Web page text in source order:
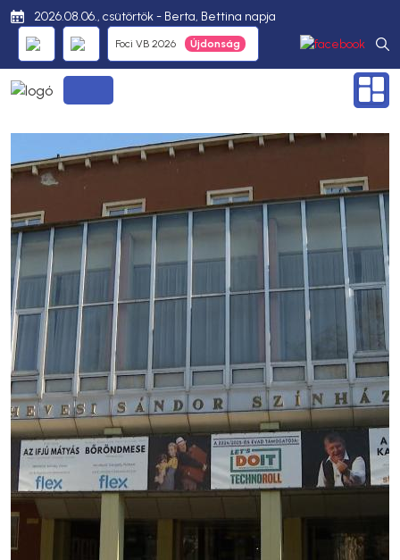
2026.08.06., csütörtök - Berta, Bettina napja
Foci VB 2026